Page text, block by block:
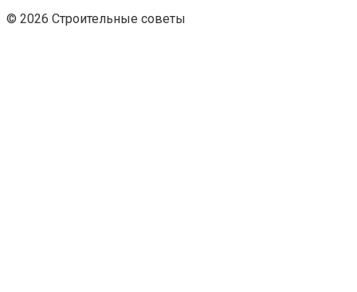
© 2026 Строительные советы